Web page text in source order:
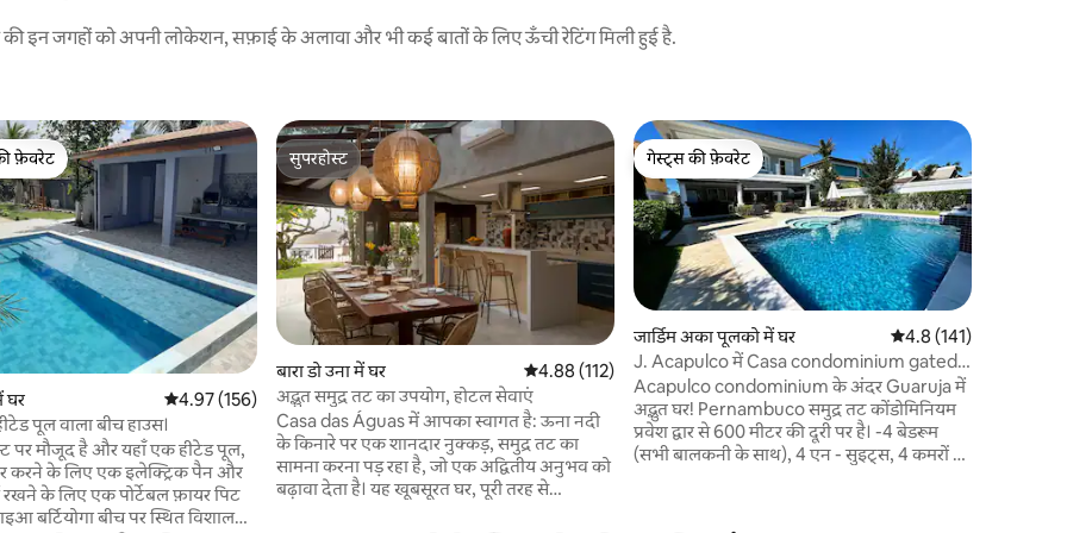
इन जगहों को अपनी लोकेशन, सफ़ाई के अलावा और भी कई बातों के लिए ऊँची रेटिंग मिली हुई है.
फ़ेवरेट
फ़ेवरेट
घर औसत रेटिंग 5 में से 4.97, 156 समीक्षाएँ
4.97 (156)
पूल वाला बीच हाउस।
पर मौजूद है और यहाँ एक हीटेड पूल,
करने के लिए एक इलेक्ट्रिक पैन और
रखने के लिए एक पोर्टेबल फ़ायर पिट
बर्टियोगा बीच पर स्थित विशाल
सुपरहोस्ट
सुपरहोस्ट
बारा डो उना में घर औसत रेटिंग 5 में से 4.88, 112 समीक्षाएँ
4.88 (112)
अद्भुत समुद्र तट का उपयोग, होटल सेवाएं
Casa das Águas में आपका स्वागत है: ऊना नदी
के किनारे पर एक शानदार नुक्कड़, समुद्र तट का
सामना करना पड़ रहा है, जो एक अद्वितीय अनुभव को
बढ़ावा देता है। यह खूबसूरत घर, पूरी तरह से
गेस्ट्स की फ़ेवरेट
गेस्ट्स की फ़ेवरेट
जार्डिम अका पूलको में घर औसत रेटिंग 5 में से 4.8,
4.8 (141)
J. Acapulco में Casa condominium gated
Guaruja.
Acapulco condominium के अंदर Guaruja में
अद्भुत घर! Pernambuco समुद्र तट कोंडोमिनियम
प्रवेश द्वार से 600 मीटर की दूरी पर है। -4 बेडरूम
(सभी बालकनी के साथ), 4 एन - सुइट्स, 4 कमरों के